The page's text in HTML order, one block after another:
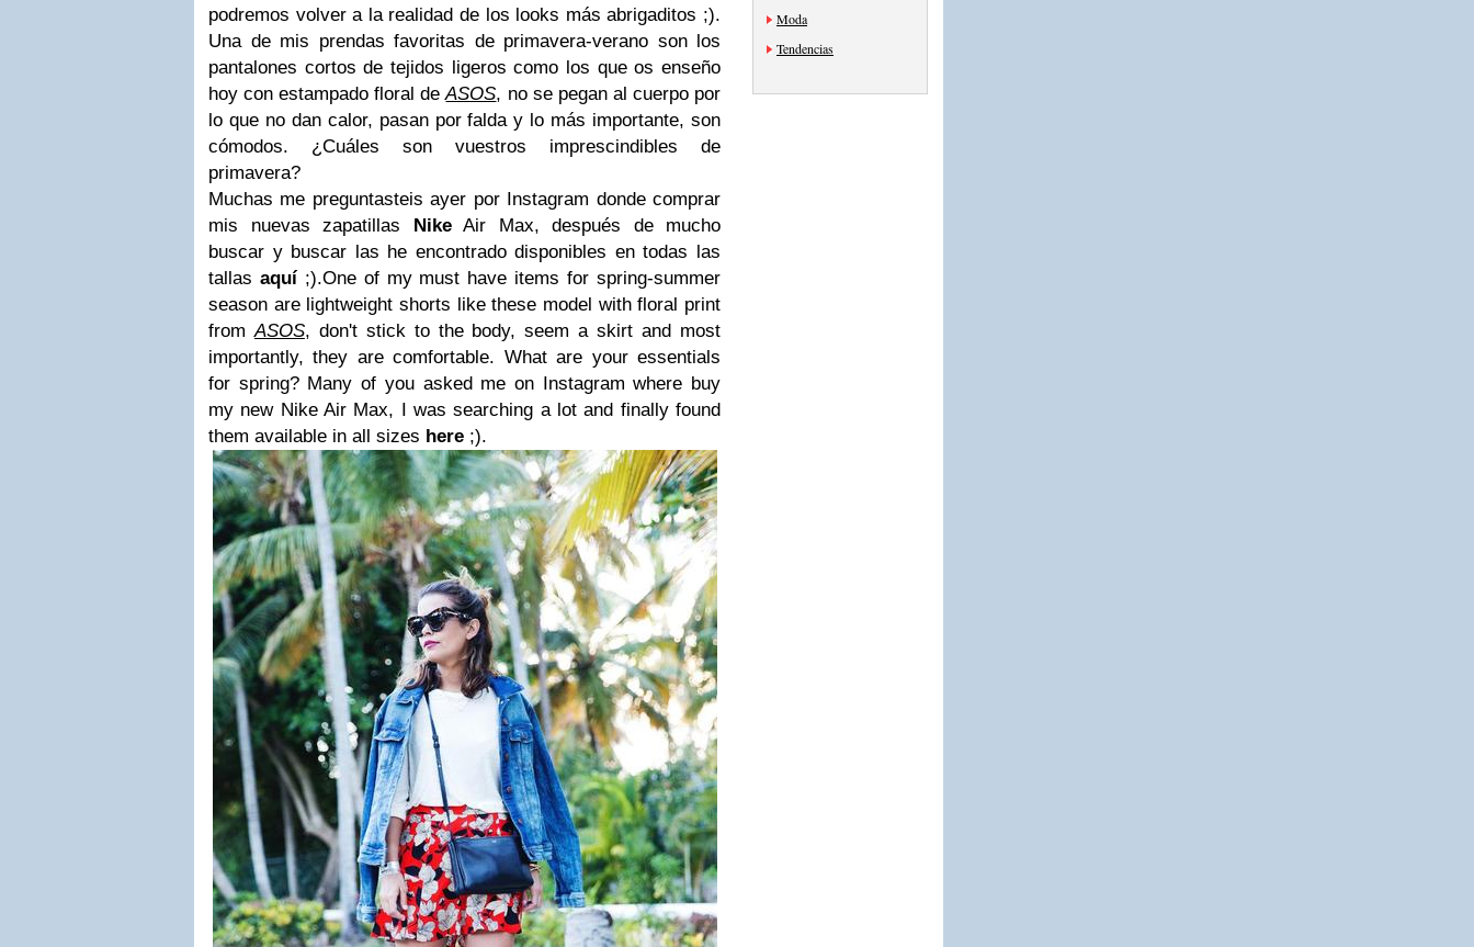
podremos volver a la realidad de los looks más abrigaditos ;).
Una de mis prendas favoritas de primavera-verano son los
pantalones cortos de tejidos ligeros como los que os enseño
hoy con estampado floral deASOS, no se pegan al cuerpo por
lo que no dan calor, pasan por falda y lo más importante, son
cómodos. ¿Cuáles son vuestros imprescindibles de
primavera?
Muchas me preguntasteis ayer por Instagram donde comprar
mis nuevas zapatillas NikeAir Max, después de mucho
buscar y buscar las he encontrado disponibles en todas las
tallas aquí;).One of my must have items for spring-summer
season are lightweight shorts like these model with floral print
fromASOS, don't stick to the body, seem a skirt and most
importantly, they are comfortable. What are your essentials
for spring? Many of you asked me on Instagram where buy
my new Nike Air Max, I was searching a lot and finally found
them available in all sizes here ;).
Moda
Tendencias